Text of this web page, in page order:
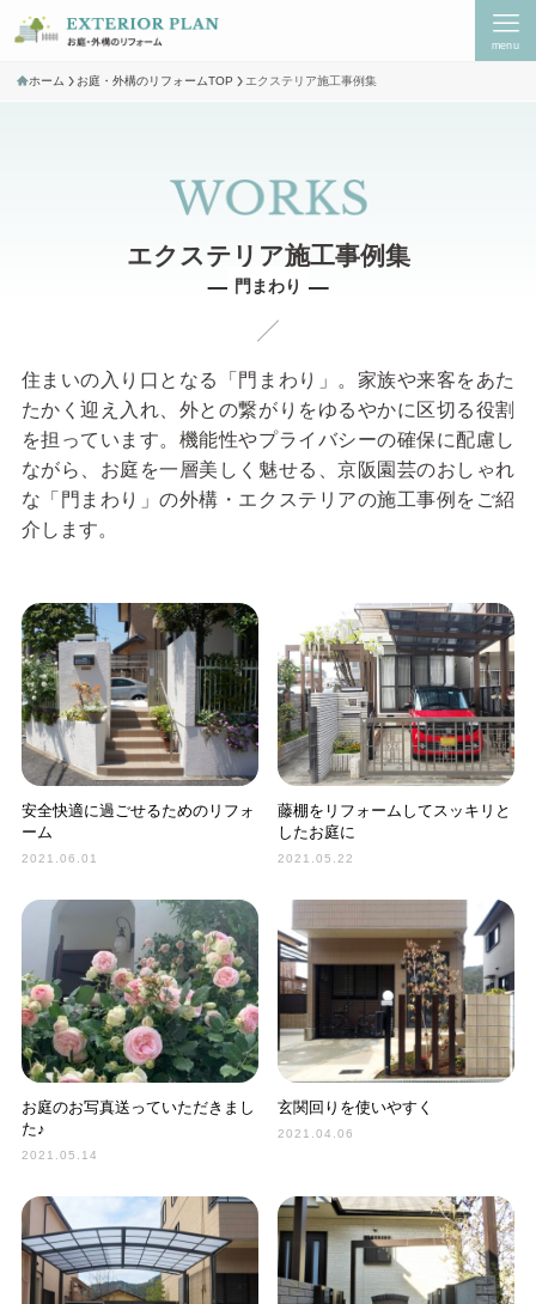
menu
ホーム お庭・外構のリフォームTOP エクステリア施工事例集
門まわり
住まいの入り口となる「門まわり」。家族や来客をあた
たかく迎え入れ、外との繋がりをゆるやかに区切る役割
を担っています。機能性やプライバシーの確保に配慮し
ながら、お庭を一層美しく魅せる、京阪園芸のおしゃれ
な「門まわり」の外構・エクステリアの施工事例をご紹
介します。
安全快適に過ごせるためのリフォ
ーム
2021.06.01
藤棚をリフォームしてスッキリと
したお庭に
2021.05.22
お庭のお写真送っていただきまし
た♪
2021.05.14
玄関回りを使いやすく
2021.04.06